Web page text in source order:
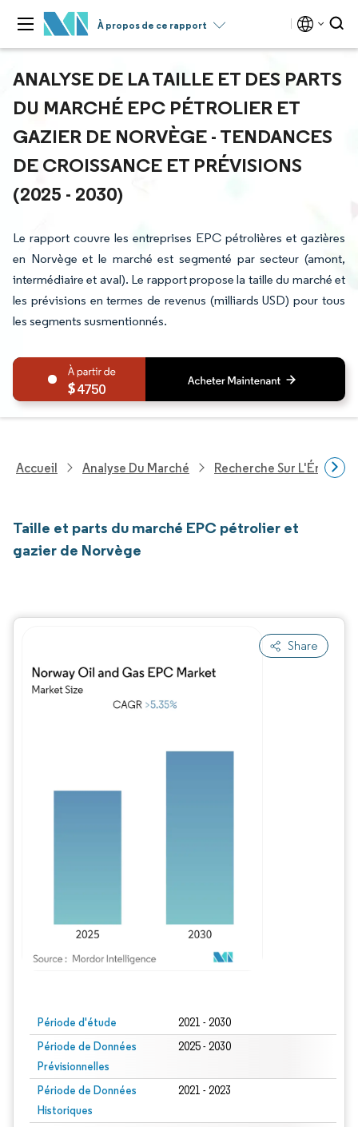
À propos de ce rapport
ANALYSE DE LA TAILLE ET DES PARTS
DU MARCHÉ EPC PÉTROLIER ET
GAZIER DE NORVÈGE - TENDANCES
DE CROISSANCE ET PRÉVISIONS
(2025 - 2030)
Le rapport couvre les entreprises EPC pétrolières et gazières
en Norvège et le marché est segmenté par secteur (amont,
intermédiaire et aval). Le rapport propose la taille du marché et
les prévisions en termes de revenus (milliards USD) pour tous
les segments susmentionnés.
4750
Accueil Analyse Du Marché Recherche Sur
Taille et parts du marché EPC pétrolier et
gazier de Norvège
Share
Période d'étude 2021 - 2030
Période de Données
Prévisionnelles
2025 - 2030
Période de Données
Historiques
2021 - 2023